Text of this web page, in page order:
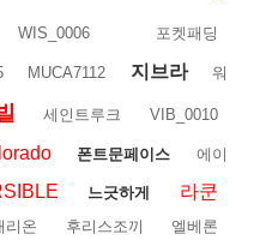
WIS_0006 포켓패딩
MUCA7112 지브라 워
세인트루크 VIB_0010
폰트문페이스 에이
느긋하게 라쿤
리온 후리스조끼 엘베론